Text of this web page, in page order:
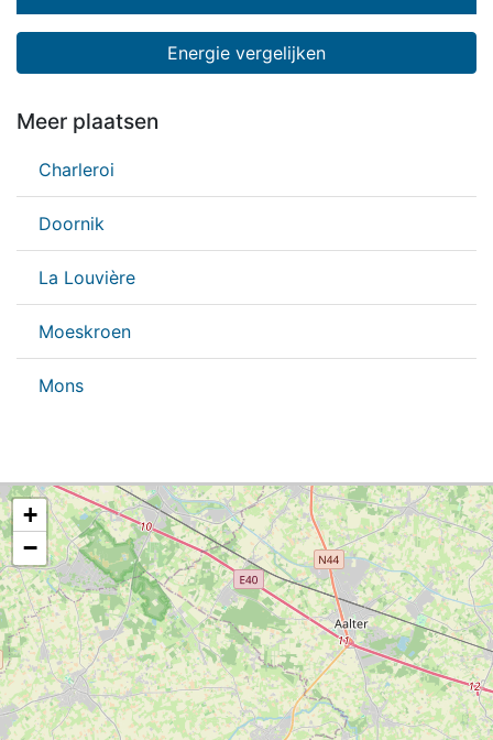
Energie vergelijken
Meer plaatsen
Charleroi
Doornik
La Louvière
Moeskroen
Mons
+
−